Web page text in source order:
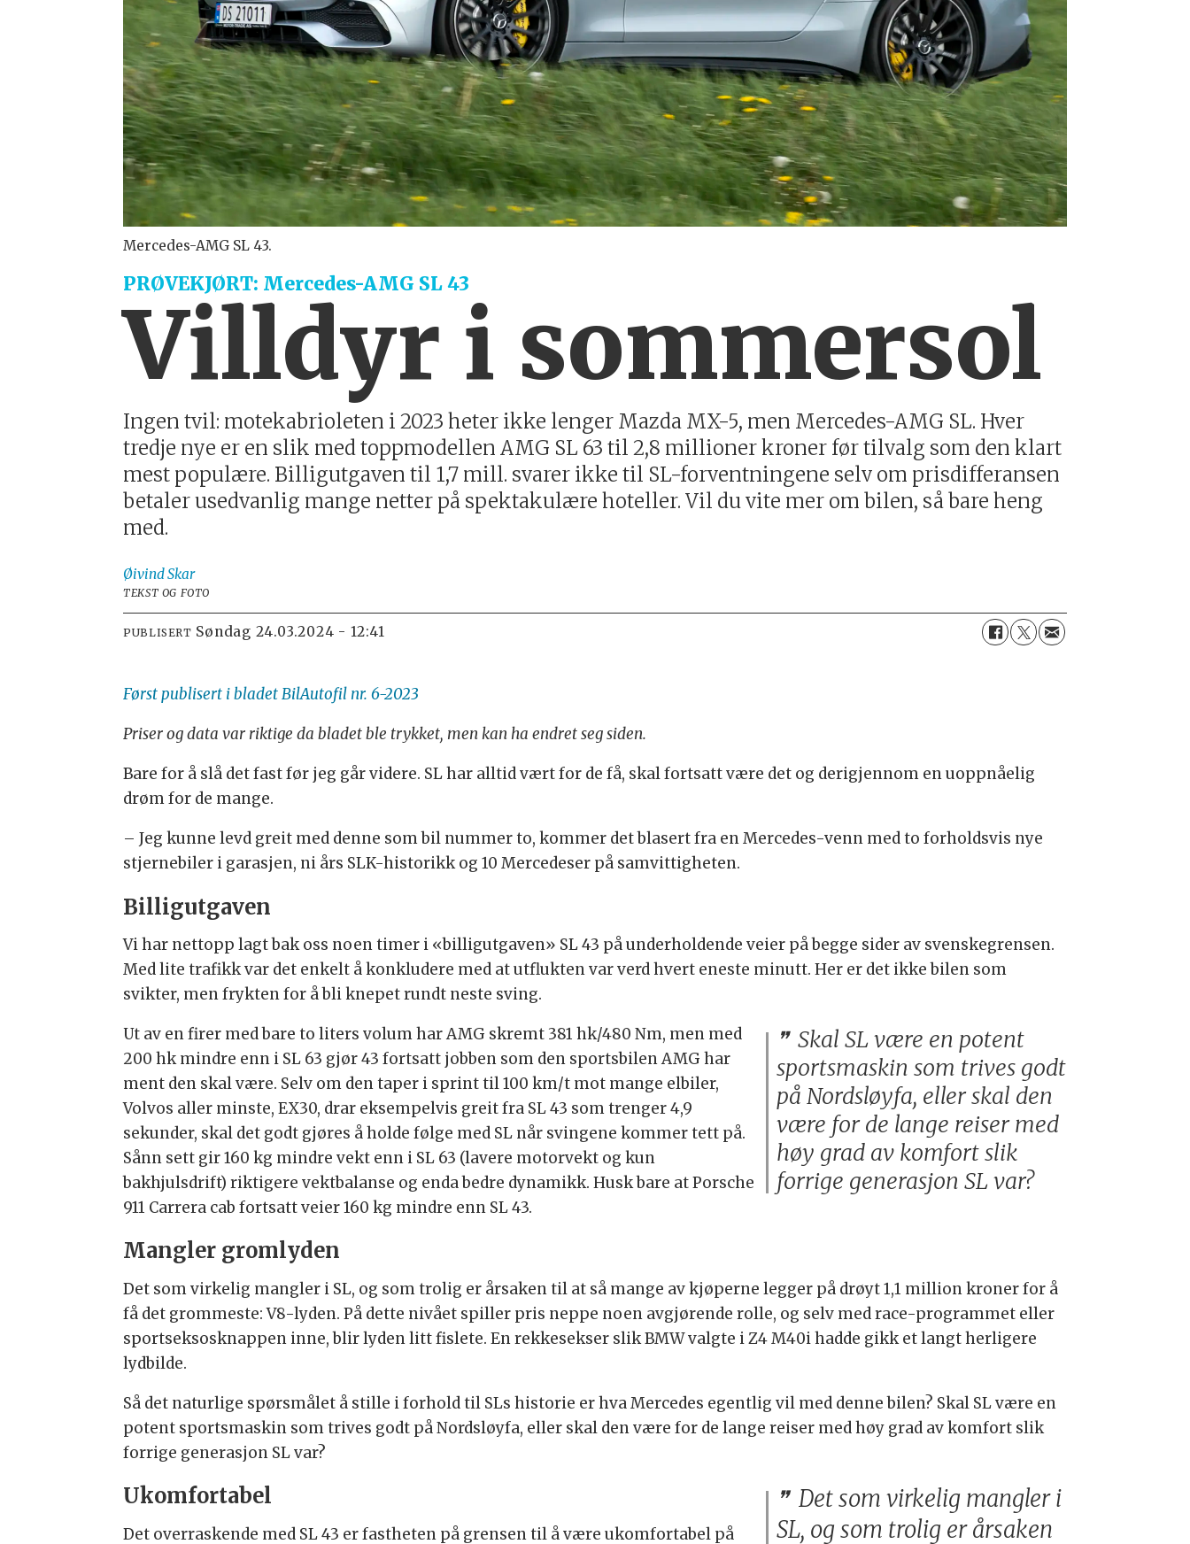
Mercedes-AMG SL 43.
PRØVEKJØRT: Mercedes-AMG SL 43
Villdyr i sommersol
Ingen tvil: motekabrioleten i 2023 heter ikke lenger Mazda MX-5, men Mercedes-AMG SL. Hver
tredje nye er en slik med toppmodellen AMG SL 63 til 2,8 millioner kroner før tilvalg som den klart
mest populære. Billigutgaven til 1,7 mill. svarer ikke til SL-forventningene selv om prisdifferansen
betaler usedvanlig mange netter på spektakulære hoteller. Vil du vite mer om bilen, så bare heng
med.
ØivindSkar
TEKST OG FOTO
PUBLISERT søndag 24.03.2024 - 12:41
Først publisert i bladet BilAutofil nr. 6-2023
Priser og data var riktige da bladet ble trykket, men kan ha endret seg siden.
Bare for å slå det fast før jeg går videre. SL har alltid vært for de få, skal fortsatt være det og derigjennom en uoppnåelig
drøm for de mange.
– Jeg kunne levd greit med denne som bil nummer to, kommer det blasert fra en Mercedes-venn med to forholdsvis nye
stjernebiler i garasjen, ni års SLK-historikk og 10 Mercedeser på samvittigheten.
Billigutgaven
Vi har nettopp lagt bak oss noen timer i «billigutgaven» SL 43 på underholdende veier på begge sider av svenskegrensen.
Med lite trafikk var det enkelt å konkludere med at utflukten var verd hvert eneste minutt. Her er det ikke bilen som
svikter, men frykten for å bli knepet rundt neste sving.
Skal SL være en potent
sportsmaskin som trives godt
på Nordsløyfa, eller skal den
være for de lange reiser med
høy grad av komfort slik
forrige generasjon SL var?
Ut av en firer med bare to liters volum har AMG skremt 381 hk/480 Nm, men med
200 hk mindre enn i SL 63 gjør 43 fortsatt jobben som den sportsbilen AMG har
ment den skal være. Selv om den taper i sprint til 100 km/t mot mange elbiler,
Volvos aller minste, EX30, drar eksempelvis greit fra SL 43 som trenger 4,9
sekunder, skal det godt gjøres å holde følge med SL når svingene kommer tett på.
Sånn sett gir 160 kg mindre vekt enn i SL 63 (lavere motorvekt og kun
bakhjulsdrift) riktigere vektbalanse og enda bedre dynamikk. Husk bare at Porsche
911 Carrera cab fortsatt veier 160 kg mindre enn SL 43.
Mangler gromlyden
Det som virkelig mangler i SL, og som trolig er årsaken til at så mange av kjøperne legger på drøyt 1,1 million kroner for å
få det grommeste: V8-lyden. På dette nivået spiller pris neppe noen avgjørende rolle, og selv med race-programmet eller
sportseksosknappen inne, blir lyden litt fislete. En rekkesekser slik BMW valgte i Z4 M40i hadde gikk et langt herligere
lydbilde.
Så det naturlige spørsmålet å stille i forhold til SLs historie er hva Mercedes egentlig vil med denne bilen? Skal SL være en
potent sportsmaskin som trives godt på Nordsløyfa, eller skal den være for de lange reiser med høy grad av komfort slik
forrige generasjon SL var?
Det som virkelig mangler i
SL, og som trolig er årsaken
Ukomfortabel
Det overraskende med SL 43 er fastheten på grensen til å være ukomfortabel på